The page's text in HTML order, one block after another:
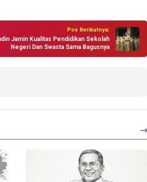
Pos Berikutnya:
Jamin Kualitas Pendidikan Sekolah
Negeri Dan Swasta Sama Bagusnya